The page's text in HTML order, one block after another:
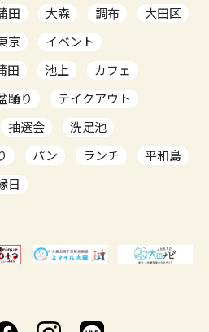
田 大森 調布
大田区
京
イベント
田 池上
カフェ
踊り
テイクアウト
抽選会
洗足池
パン ランチ
平和島
日